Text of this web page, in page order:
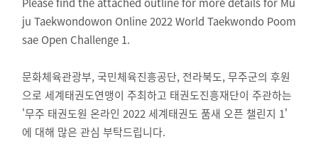
ju Taekwondowon Online 2022 World Taekwondo Poom
sae Open Challenge 1.
문화체육관광부, 국민체육진흥공단, 전라북도, 무주군의 후원
으로 세계태권도연맹이 주최하고 태권도진흥재단이 주관하는
'무주 태권도원 온라인 2022 세계태권도 품새 오픈 챌린지 1'
에 대해 많은 관심 부탁드립니다.